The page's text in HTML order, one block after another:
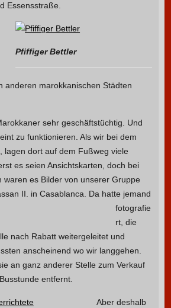
Essensstraße.
Pfiffiger Bettler
anderen marokkanischen Städten
sehr geschäftstüchtig. Und
zu funktionieren. Als wir bei dem
lagen dort auf dem Fußweg viele
es seien Ansichtskarten, doch bei
waren es Bilder von unserer Gruppe
II. in Casablanca. Da hatte jemand
fotografie
rt, die
nach Rabatt weitergeleitet und
anscheinend wo wir langgehen.
an ganz anderer Stelle zum Verkauf
entfernt.
Aber deshalb